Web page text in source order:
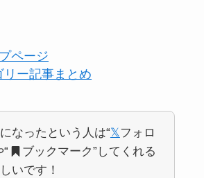
ページ
リー記事まとめ
なったという人は“𝕏フォロ
“
ブックマーク”してくれる
いです！